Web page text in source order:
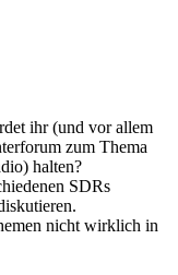
ihr (und vor allem
zum Thema
halten?
SDRs
nicht wirklich in